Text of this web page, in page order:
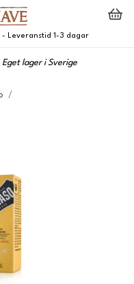
Leveranstid 1-3 dagar
Eget lager i Sverige
/